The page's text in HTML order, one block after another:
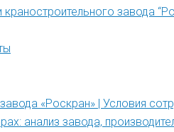
краностроительного завода
«Роскран» | Условия
анализ завода,